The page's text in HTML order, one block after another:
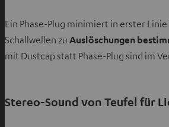
Ein Phase-Plug minimiert in erster
Schallwellen zu Auslöschungen
mit Dustcap statt Phase-Plug sind im
Stereo-Sound von Teufel für